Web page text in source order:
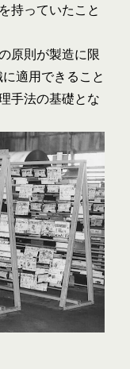
持っていたこと
原則が製造に限
適用できること
手法の基礎とな